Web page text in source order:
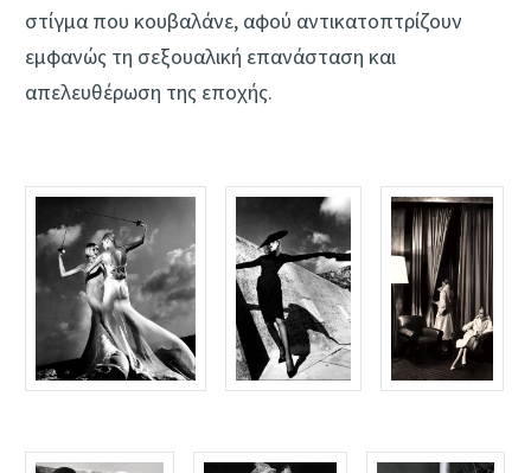
στίγμα που κουβαλάνε, αφού αντικατοπτρίζουν
εμφανώς τη σεξουαλική επανάσταση και
απελευθέρωση της εποχής.